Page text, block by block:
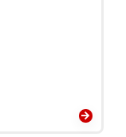
arrow_forward